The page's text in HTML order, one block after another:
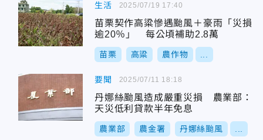
生活
苗栗契作高粱慘遇颱風＋豪雨「災損
逾20％」 每公頃補助2.8萬
苗栗 高粱 農作物
2025/07/19 17:40
要聞
丹娜絲颱風造成嚴重災損 農業部：
天災低利貸款半年免息
農業部 農金署 丹娜絲颱風
2025/07/11 18:18